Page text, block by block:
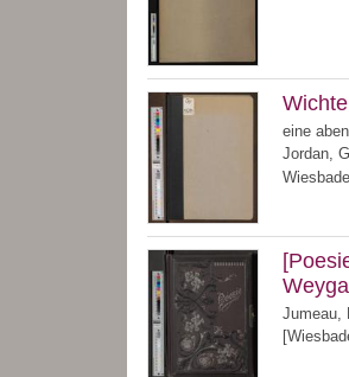
eine
Jordan,
Jumeau,